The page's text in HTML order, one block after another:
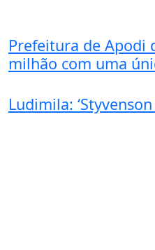
Prefeitura de Apodi
milhão com uma
Ludimila: ‘Styvenson